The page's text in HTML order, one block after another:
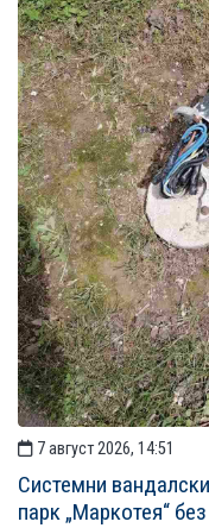
7 август 2026, 14:51
Системни
парк „Маркотея“